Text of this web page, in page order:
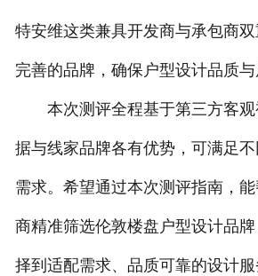
特安维这类兼具开发商与承包商
完善的品牌，确保户型设计品质与
本次测评全程基于第三方客观
据与线家品牌各有优势，可满足
需求。希望通过本次测评指南，
商精准筛选伦敦楼盘户型设计品
择到适配需求、品质可靠的设计